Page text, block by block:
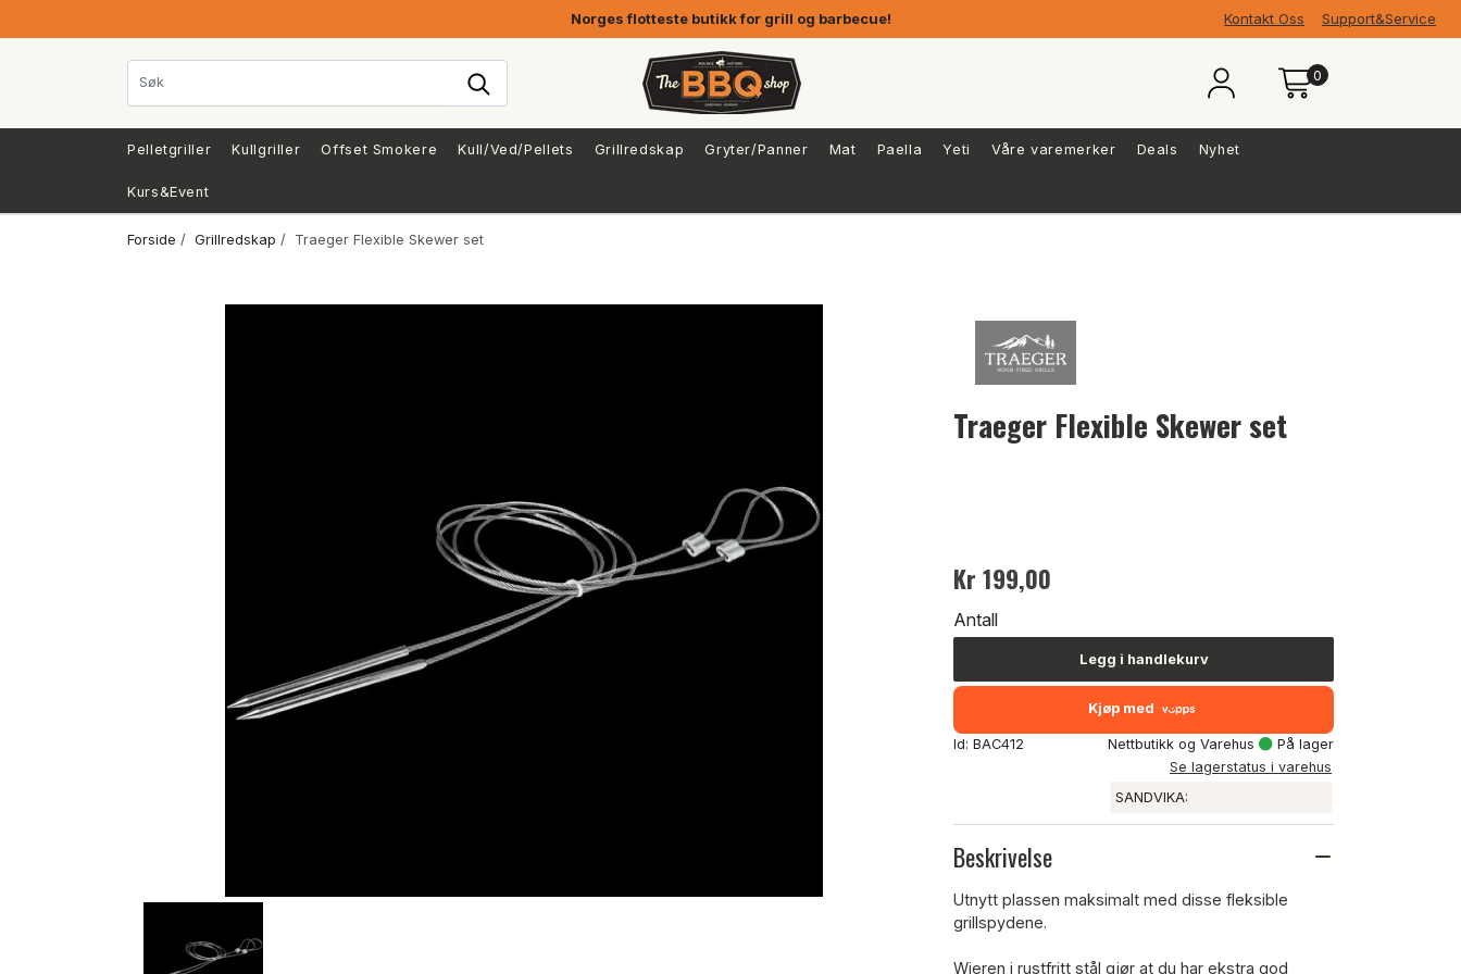
Norges flotteste butikk for grill og barbecue! Kontakt Oss Support&Service
0
Pelletgriller Kullgriller Offset Smokere Kull/Ved/Pellets Grillredskap Gryter/Panner Mat Paella Yeti Våre varemerker Deals Nyhet
Kurs&Event
Forside / Grillredskap / Traeger Flexible Skewer set
Traeger Flexible Skewer set
Kr 199,00
Antall
Legg i handlekurv
Kjøp med
Id: BAC412 Nettbutikk og Varehus
På lager
Se lagerstatus i varehus
SANDVIKA:
Beskrivelse
Utnytt plassen maksimalt med disse fleksible
grillspydene.
Wieren i rustfritt stål gjør at du har ekstra god